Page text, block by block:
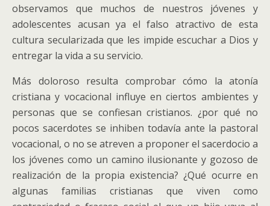
observamos que muchos de nuestros jóvenes y
adolescentes acusan ya el falso atractivo de esta
cultura secularizada que les impide escuchar a Dios y
entregar la vida a su servicio.
Más doloroso resulta comprobar cómo la atonía
cristiana y vocacional influye en ciertos ambientes y
personas que se confiesan cristianos. ¿por qué no
pocos sacerdotes se inhiben todavía ante la pastoral
vocacional, o no se atreven a proponer el sacerdocio a
los jóvenes como un camino ilusionante y gozoso de
realización de la propia existencia? ¿Qué ocurre en
algunas familias cristianas que viven como